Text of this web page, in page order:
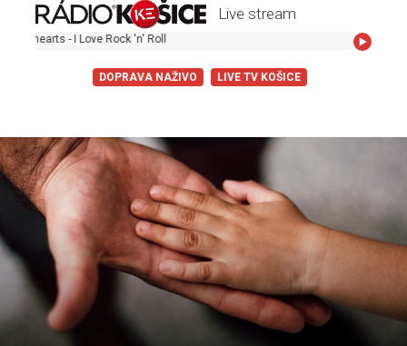
Live stream
Rock 'n' Roll
DOPRAVA NAŽIVO LIVE TV KOŠICE